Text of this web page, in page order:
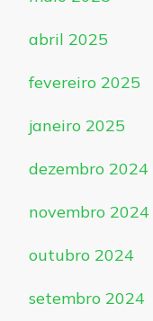
abril 2025
fevereiro 2025
janeiro 2025
dezembro 2024
novembro 2024
outubro 2024
setembro 2024